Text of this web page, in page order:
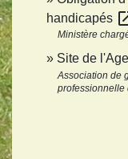
handicapés
Ministère
Site de
Association de
professionnelle